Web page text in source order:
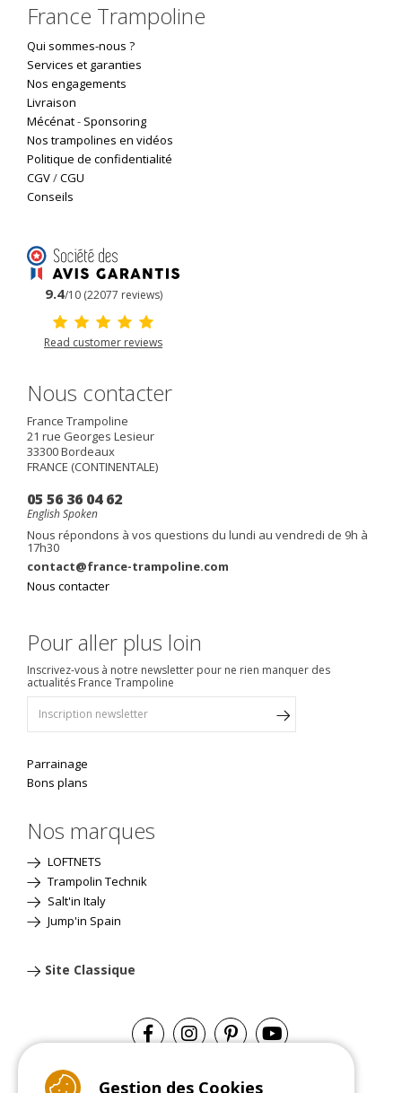
France Trampoline
Qui sommes-nous ?
Services et garanties
Nos engagements
Livraison
Mécénat- Sponsoring
Nos trampolines en vidéos
Politique de confidentialité
CGV/CGU
Conseils
9.4/10 (22077 reviews)
Read customer reviews
Nous contacter
France Trampoline
21 rue Georges Lesieur
33300Bordeaux
FRANCE (CONTINENTALE)
05 56 36 04 62
English Spoken
Nous répondons à vos questions du lundi au vendredi de 9h à
17h30
contact@france-trampoline.com
Nous contacter
Pour aller plus loin
Inscrivez-vous à notre newsletter pour ne rien manquer des
actualités France Trampoline
Parrainage
Bons plans
Nos marques
LOFTNETS
Trampolin Technik
Salt'in Italy
Jump'in Spain
Site Classique
Gestion des Cookies